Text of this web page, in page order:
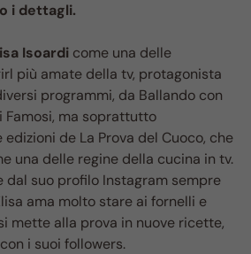
i dettagli.
Isoardi come una delle
più amate della tv, protagonista
programmi, da Ballando con
Famosi, ma soprattutto
de La Prova del Cuoco, che
una delle regine della cucina in tv.
dal suo profilo Instagram sempre
ama molto stare ai fornelli e
mette alla prova in nuove ricette,
i suoi followers.